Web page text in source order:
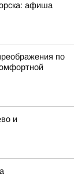
афиша
по
и